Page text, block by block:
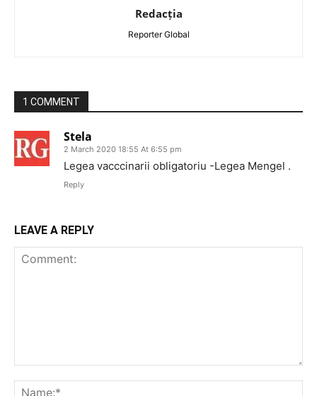
Redacția
Reporter Global
1 COMMENT
Stela
2 March 2020 18:55 At 6:55 pm
Legea vacccinarii obligatoriu -Legea Mengel .
Reply
LEAVE A REPLY